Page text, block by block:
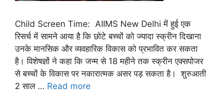
Child Screen Time: AIIMS New Delhi में हुई एक
रिसर्च में सामने आया है कि छोटे बच्चों को ज्यादा स्क्रीन दिखाना
उनके मानसिक और व्यवहारिक विकास को प्रभावित कर सकता
है। विशेषज्ञों ने कहा कि जन्म से 18 महीने तक स्क्रीन एक्सपोजर
से बच्चों के विकास पर नकारात्मक असर पड़ सकता है। शुरुआती
2 साल … Read more